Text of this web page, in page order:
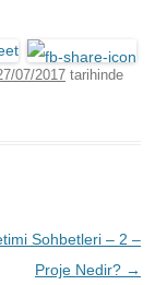
07/2017 tarihinde
Sohbetleri – 2 –
Proje Nedir? →